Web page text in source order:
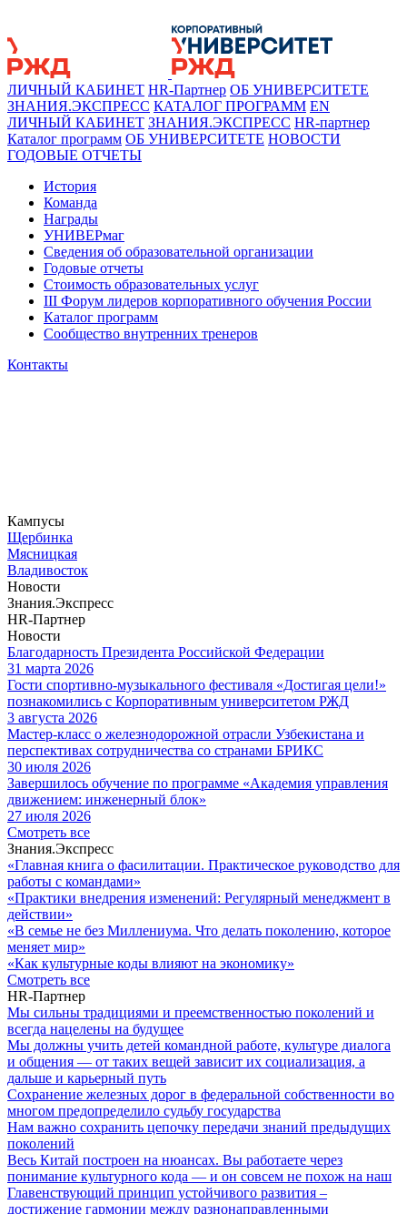
ЛИЧНЫЙ КАБИНЕТ HR-Партнер ОБ УНИВЕРСИТЕТЕ
ЗНАНИЯ.ЭКСПРЕСС КАТАЛОГ ПРОГРАММ EN
ЛИЧНЫЙ КАБИНЕТ ЗНАНИЯ.ЭКСПРЕСС HR-партнер
Каталог программ ОБ УНИВЕРСИТЕТЕ НОВОСТИ
ГОДОВЫЕ ОТЧЕТЫ
История
Команда
Награды
УНИВЕРмаг
Сведения об образовательной организации
Годовые отчеты
Стоимость образовательных услуг
III Форум лидеров корпоративного обучения России
Каталог программ
Сообщество внутренних тренеров
Контакты
Кампусы
Щербинка
Мясницкая
Владивосток
Новости
Знания.Экспресс
HR-Партнер
Новости
Благодарность Президента Российской Федерации
31 марта 2026
Гости спортивно-музыкального фестиваля «Достигая цели!»
познакомились с Корпоративным университетом РЖД
3 августа 2026
Мастер-класс о железнодорожной отрасли Узбекистана и
перспективах сотрудничества со странами БРИКС
30 июля 2026
Завершилось обучение по программе «Академия управления
движением: инженерный блок»
27 июля 2026
Cмотреть все
Знания.Экспресс
«Главная книга о фасилитации. Практическое руководство для
работы с командами»
«Практики внедрения изменений: Регулярный менеджмент в
действии»
«В семье не без Миллениума. Что делать поколению, которое
меняет мир»
«Как культурные коды влияют на экономику»
Cмотреть все
HR-Партнер
Мы сильны традициями и преемственностью поколений и
всегда нацелены на будущее
Мы должны учить детей командной работе, культуре диалога
и общения — от таких вещей зависит их социализация, а
дальше и карьерный путь
Сохранение железных дорог в федеральной собственности во
многом предопределило судьбу государства
Нам важно сохранить цепочку передачи знаний предыдущих
поколений
Весь Китай построен на нюансах. Вы работаете через
понимание культурного кода — и он совсем не похож на наш
Главенствующий принцип устойчивого развития –
достижение гармонии между разнонаправленными